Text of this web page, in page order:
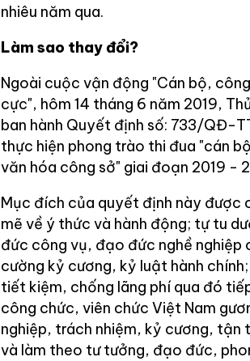
nhiêu năm qua.
Làm sao thay đổi?
Ngoài cuộc vận động "Cán bộ,
cực", hôm 14 tháng 6 năm 2019,
ban hành Quyết định số: 733/QĐ-
thực hiện phong trào thi đua "cán
văn hóa công sở" giai đoạn 2019 -
Mục đích của quyết định này được
mẽ về ý thức và hành động; tự tu
đức công vụ, đạo đức nghề
cường kỷ cương, kỷ luật hành
tiết kiệm, chống lãng phí qua đó
công chức, viên chức Việt Nam
nghiệp, trách nhiệm, kỷ cương,
và làm theo tư tưởng, đạo đức,